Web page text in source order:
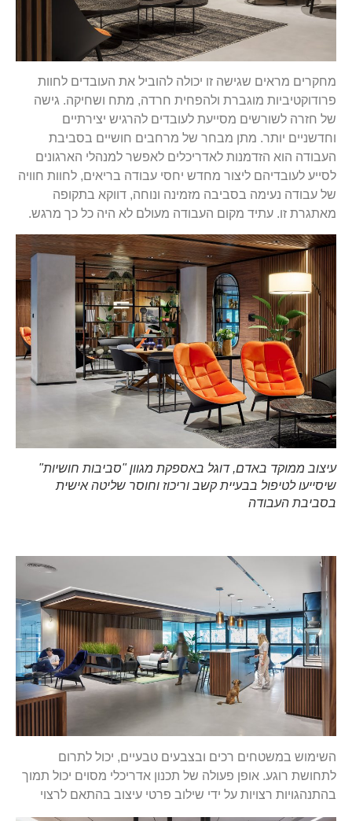
מחקרים מראים שגישה זו יכולה להוביל את העובדים לחוות
פרודוקטיביות מוגברת ולהפחית חרדה, מתח ושחיקה. גישה
של חזרה לשורשים מסייעת לעובדים להרגיש יצירתיים
וחדשניים יותר. מתן מבחר של מרחבים חושיים בסביבת
העבודה הוא הזדמנות לאדריכלים לאפשר למנהלי הארגונים
לסייע לעובדיהם ליצור מחדש יחסי עבודה בריאים, לחוות חוויה
של עבודה נעימה בסביבה מזמינה ונוחה, דווקא בתקופה
מאתגרת זו. עתיד מקום העבודה מעולם לא היה כל כך מרגש.
עיצוב ממוקד באדם, דוגל באספקת מגוון "סביבות חושיות"
שיסייעו לטיפול בבעיית קשב וריכוז וחוסר שליטה אישית
בסביבת העבודה
השימוש במשטחים רכים ובצבעים טבעיים, יכול לתרום
לתחושת רוגע. אופן פעולה של תכנון אדריכלי מסוים יכול תמוך
בהתנהגויות רצויות על ידי שילוב פרטי עיצוב בהתאם לרצוי